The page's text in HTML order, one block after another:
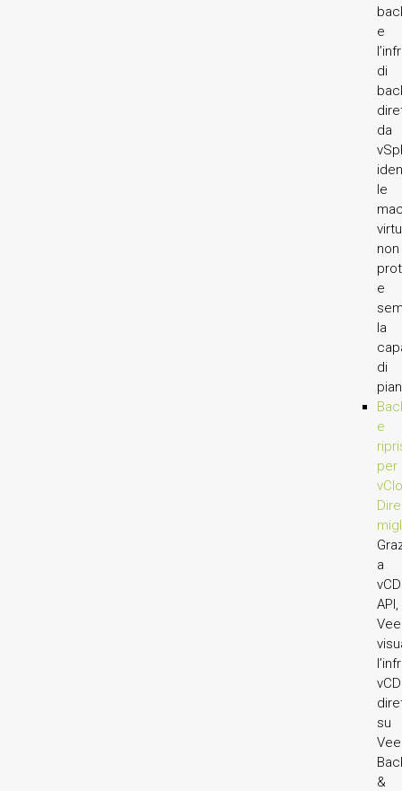
e
di
da
le
non
e
la
di
e
per
a
vCD
API,
vCD
su
&